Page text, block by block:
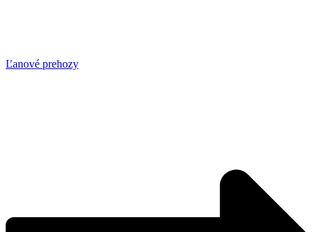
Ľanové prehozy